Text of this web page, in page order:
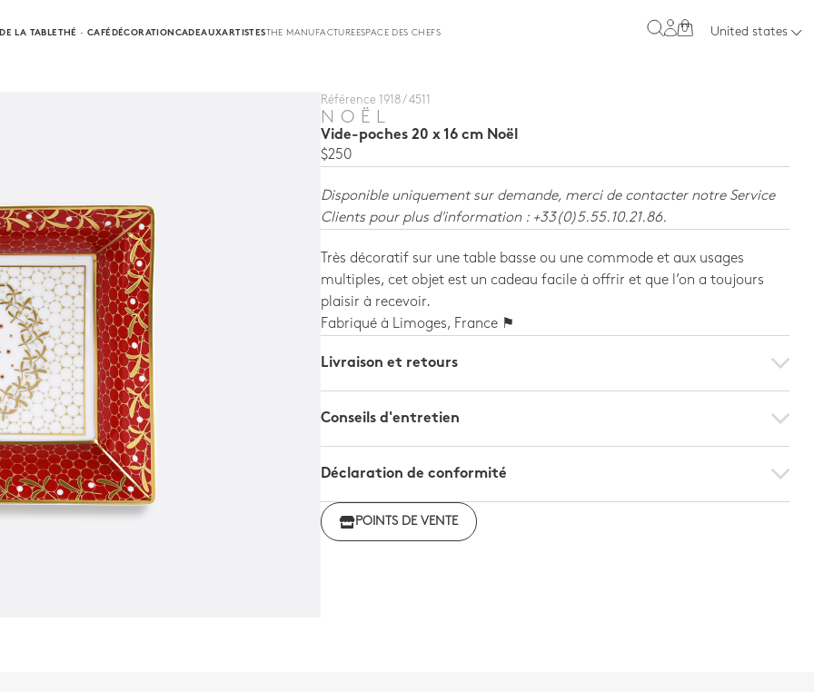
LA TABLETHÉ · CAFÉDÉCORATIONCADEAUXARTISTESTHE MANUFACTUREESPACE DES CHEFS 0 United states
Référence 1918 / 4511
NOËL
Vide-poches 20 x 16 cm Noël
$250
Disponible uniquement sur demande, merci de contacter notre Service
Clients pour plus d'information : +33(0)5.55.10.21.86.
Très décoratif sur une table basse ou une commode et aux usages
multiples, cet objet est un cadeau facile à offrir et que l’on a toujours
plaisir à recevoir.
Fabriqué à Limoges, France ⚑
Livraison et retours
Conseils d'entretien
Déclaration de conformité
Déclaration de conformité
POINTS DE VENTE